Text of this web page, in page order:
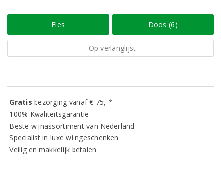
Fles Doos (6)
Op verlanglijst
Gratisbezorging vanaf € 75,-*
100% Kwaliteitsgarantie
Beste wijnassortiment van Nederland
Specialist in luxe wijngeschenken
Veilig en makkelijk betalen